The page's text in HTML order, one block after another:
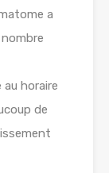
a
horaire
de